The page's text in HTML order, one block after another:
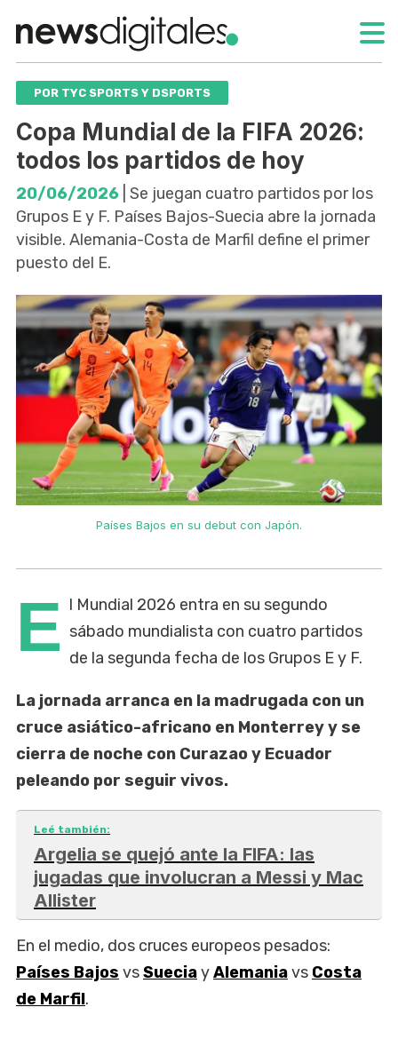
POR TYC SPORTS Y DSPORTS
Copa Mundial de la FIFA 2026:
todos los partidos de hoy
20/06/2026 | Se juegan cuatro partidos por los
Grupos E y F. Países Bajos-Suecia abre la jornada
visible. Alemania-Costa de Marfil define el primer
puesto del E.
Países Bajos en su debut con Japón.
E l Mundial 2026 entra en su segundo
sábado mundialista con cuatro partidos
de la segunda fecha de los Grupos E y F.
La jornada arranca en la madrugada con un
cruce asiático-africano en Monterrey y se
cierra de noche con Curazao y Ecuador
peleando por seguir vivos.
Leé también:
Argelia se quejó ante la FIFA: las
jugadas que involucran a Messi y Mac
Allister
En el medio, dos cruces europeos pesados:
Países Bajos vsSueciayAlemaniavs Costa
de Marfil.